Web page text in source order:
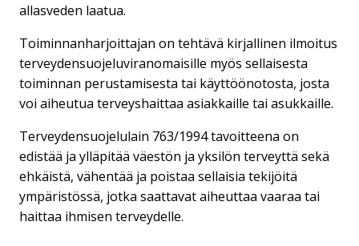
allasveden laatua.
Toiminnanharjoittajan on tehtävä kirjallinen ilmoitus
terveydensuojeluviranomaisille myös sellai­sesta
toiminnan perustamisesta tai käyttöönotosta, josta
voi aiheutua terveyshaittaa asiakkaille tai asukkaille.
Terveydensuojelulain 763/1994 tavoitteena on
edistää ja ylläpitää väestön ja yksilön terveyttä sekä
ehkäistä, vähentää ja poistaa sellaisia tekijöitä
ympäristössä, jotka saattavat aiheuttaa vaaraa tai
haittaa ihmisen terveydelle.